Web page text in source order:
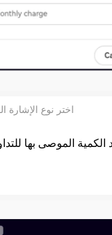
اختر نوع الإشارة
الموصى بها